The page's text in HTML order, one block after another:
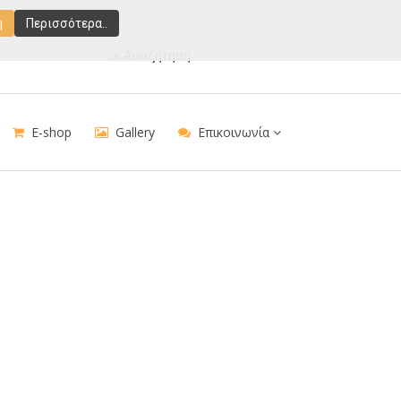
Περισσότερα..
E-shop Gallery Επικοινωνία